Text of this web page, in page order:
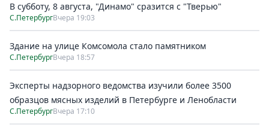
В субботу, 8 августа, "Динамо" сразится с "Тверью"
С.ПетербургВчера 19:03
Здание на улице Комсомола стало памятником
С.ПетербургВчера 18:57
Эксперты надзорного ведомства изучили более 3500
образцов мясных изделий в Петербурге и Ленобласти
С.ПетербургВчера 17:10